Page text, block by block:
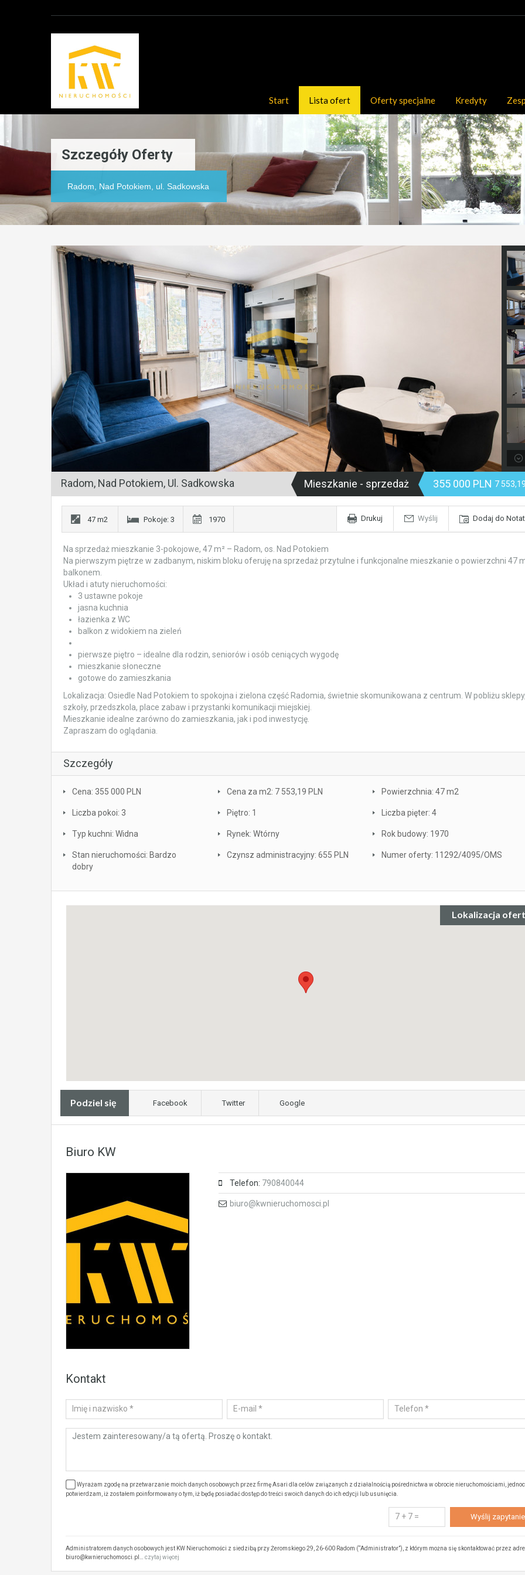
Start Lista ofert Oferty specjalne Kredyty
Szczegóły Oferty
Radom, Nad Potokiem, ul. Sadkowska
Radom, Nad Potokiem, Ul. Sadkowska Mieszkanie - sprzedaż 355 000 PLN 7
47 m2 Pokoje: 3 1970 Dodaj do
Wyślij
Drukuj
Na sprzedaż mieszkanie 3-pokojowe, 47 m² – Radom, os. Nad Potokiem
Na pierwszym piętrze w zadbanym, niskim bloku oferuję na sprzedaż przytulne i funkcjonalne mieszkanie o powierzchni 47
balkonem.
Układ i atuty nieruchomości:
3 ustawne pokoje
jasna kuchnia
łazienka z WC
balkon z widokiem na zieleń
pierwsze piętro – idealne dla rodzin, seniorów i osób ceniących wygodę
mieszkanie słoneczne
gotowe do zamieszkania
Lokalizacja: Osiedle Nad Potokiem to spokojna i zielona część Radomia, świetnie skomunikowana z centrum. W pobliżu
szkoły, przedszkola, place zabaw i przystanki komunikacji miejskiej.
Mieszkanie idealne zarówno do zamieszkania, jak i pod inwestycję.
Zapraszam do oglądania.
Szczegóły
Cena: 355 000 PLN Cena za m2: 7 553,19 PLN Powierzchnia: 47 m2
Liczba pokoi: 3 Piętro: 1 Liczba pięter: 4
Typ kuchni: Widna Rynek: Wtórny Rok budowy: 1970
Stan nieruchomości: Bardzo
dobry
Czynsz administracyjny: 655 PLN Numer oferty: 11292/4095/OMS
Lokalizacja
Podziel się Facebook Twitter Google
Biuro KW
Telefon: 790840044
biuro@kwnieruchomosci.pl
Kontakt
Wyrażam zgodę na przetwarzanie moich danych osobowych przez firmę Asari dla celów związanych z działalnością pośrednictwa w obrocie nieruchomościami,
potwierdzam, iż zostałem poinformowany o tym, iż będę posiadać dostęp do treści swoich danych do ich edycji lub usunięcia.
Administratorem danych osobowych jest KW Nieruchomości z siedzibą przy Żeromskiego 29, 26-600 Radom (“Administrator”), z którym można się skontaktować przez
biuro@kwnieruchomosci.pl… czytaj więcej